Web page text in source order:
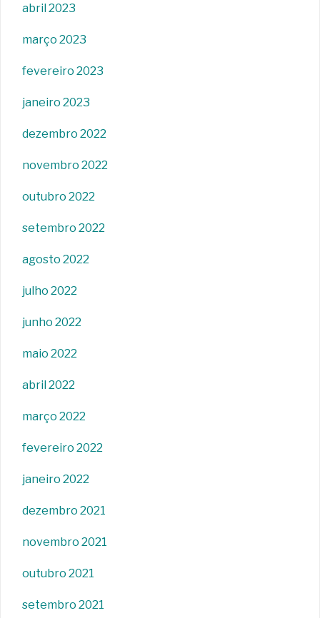
abril 2023
março 2023
fevereiro 2023
janeiro 2023
dezembro 2022
novembro 2022
outubro 2022
setembro 2022
agosto 2022
julho 2022
junho 2022
maio 2022
abril 2022
março 2022
fevereiro 2022
janeiro 2022
dezembro 2021
novembro 2021
outubro 2021
setembro 2021